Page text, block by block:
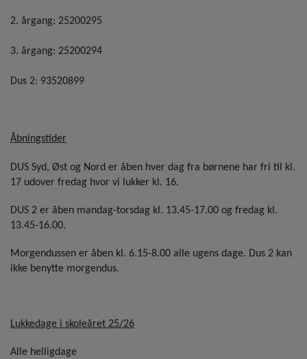
2. årgang: 25200295
3. årgang: 25200294
Dus 2: 93520899
Åbningstider
DUS Syd, Øst og Nord er åben hver dag fra børnene har fri til kl.
17 udover fredag hvor vi lukker kl. 16.
DUS 2 er åben mandag-torsdag kl. 13.45-17.00 og fredag kl.
13.45-16.00.
Morgendussen er åben kl. 6.15-8.00 alle ugens dage. Dus 2 kan
ikke benytte morgendus.
Lukkedage i skoleåret 25/26
Alle helligdage